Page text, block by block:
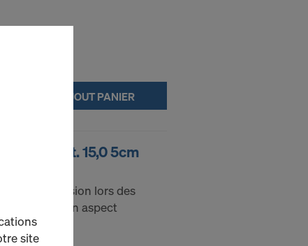
AJOUT PANIER
architect. 15,0 5cm
de suspension lors des
pour un aspect
site